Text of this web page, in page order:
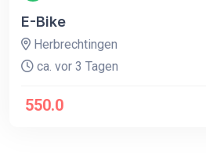
E-Bike
Herbrechtingen
ca. vor 3 Tagen
550.0